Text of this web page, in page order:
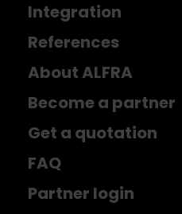
Integration
References
About ALFRA
Become a partner
Get a quotation
FAQ
Partner login